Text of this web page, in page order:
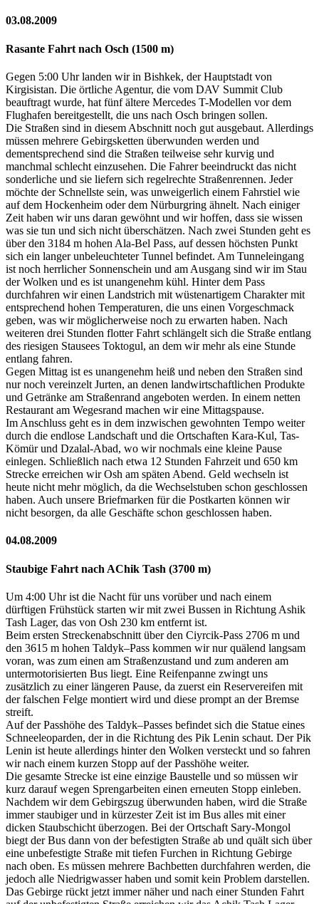
03.08.2009
Rasante Fahrt nach Osch (1500 m)
Gegen 5:00 Uhr landen wir in Bishkek, der Hauptstadt von
Kirgisistan. Die örtliche Agentur, die vom DAV Summit Club
beauftragt wurde, hat fünf ältere Mercedes T-Modellen vor dem
Flughafen bereitgestellt, die uns nach Osch bringen sollen.
Die Straßen sind in diesem Abschnitt noch gut ausgebaut. Allerdings
müssen mehrere Gebirgsketten überwunden werden und
dementsprechend sind die Straßen teilweise sehr kurvig und
manchmal schlecht einzusehen. Die Fahrer beeindruckt das nicht
sonderliche und sie liefern sich regelrechte Straßenrennen. Jeder
möchte der Schnellste sein, was unweigerlich einem Fahrstiel wie
auf dem Hockenheim oder dem Nürburgring ähnelt. Nach einiger
Zeit haben wir uns daran gewöhnt und wir hoffen, dass sie wissen
was sie tun und sich nicht überschätzen. Nach zwei Stunden geht es
über den 3184 m hohen Ala-Bel Pass, auf dessen höchsten Punkt
sich ein langer unbeleuchteter Tunnel befindet. Am Tunneleingang
ist noch herrlicher Sonnenschein und am Ausgang sind wir im Stau
der Wolken und es ist unangenehm kühl. Hinter dem Pass
durchfahren wir einen Landstrich mit wüstenartigem Charakter mit
entsprechend hohen Temperaturen, die uns einen Vorgeschmack
geben, was wir möglicherweise noch zu erwarten haben. Nach
weiteren drei Stunden flotter Fahrt schlängelt sich die Straße entlang
des riesigen Stausees Toktogul, an dem wir mehr als eine Stunde
entlang fahren.
Gegen Mittag ist es unangenehm heiß und neben den Straßen sind
nur noch vereinzelt Jurten, an denen landwirtschaftlichen Produkte
und Getränke am Straßenrand angeboten werden. In einem netten
Restaurant am Wegesrand machen wir eine Mittagspause.
Im Anschluss geht es in dem inzwischen gewohnten Tempo weiter
durch die endlose Landschaft und die Ortschaften Kara-Kul, Tas-
Kömür und Dzalal-Abad, wo wir nochmals eine kleine Pause
einlegen. Schließlich nach etwa 12 Stunden Fahrzeit und 650 km
Strecke erreichen wir Osh am späten Abend. Geld wechseln ist
heute nicht mehr möglich, da die Wechselstuben schon geschlossen
haben. Auch unsere Briefmarken für die Postkarten können wir
nicht besorgen, da alle Geschäfte schon geschlossen haben.
04.08.2009
Staubige Fahrt nach AChik Tash (3700 m)
Um 4:00 Uhr ist die Nacht für uns vorüber und nach einem
dürftigen Frühstück starten wir mit zwei Bussen in Richtung Ashik
Tash Lager, das von Osh 230 km entfernt ist.
Beim ersten Streckenabschnitt über den Ciyrcik-Pass 2706 m und
den 3615 m hohen Taldyk–Pass kommen wir nur quälend langsam
voran, was zum einen am Straßenzustand und zum anderen am
untermotorisierten Bus liegt. Eine Reifenpanne zwingt uns
zusätzlich zu einer längeren Pause, da zuerst ein Reservereifen mit
der falschen Felge montiert wird und diese prompt an der Bremse
streift.
Auf der Passhöhe des Taldyk–Passes befindet sich die Statue eines
Schneeleoparden, der in die Richtung des Pik Lenin schaut. Der Pik
Lenin ist heute allerdings hinter den Wolken versteckt und so fahren
wir nach einem kurzen Stopp auf der Passhöhe weiter.
Die gesamte Strecke ist eine einzige Baustelle und so müssen wir
kurz darauf wegen Sprengarbeiten einen erneuten Stopp einleben.
Nachdem wir dem Gebirgszug überwunden haben, wird die Straße
immer staubiger und in kürzester Zeit ist im Bus alles mit einer
dicken Staubschicht überzogen. Bei der Ortschaft Sary-Mongol
biegt der Bus dann von der befestigten Straße ab und quält sich über
eine unbefestigte Straße mit tiefen Furchen in Richtung Gebirge
nach oben. Es müssen mehrere Bachbetten durchfahren werden, die
jedoch alle Niedrigwasser haben und somit kein Problem darstellen.
Das Gebirge rückt jetzt immer näher und nach einer Stunden Fahrt